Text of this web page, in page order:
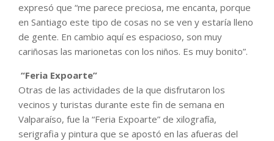
expresó que “me parece preciosa, me encanta, porque
en Santiago este tipo de cosas no se ven y estaría lleno
de gente. En cambio aquí es espacioso, son muy
cariñosas las marionetas con los niños. Es muy bonito”.
“Feria Expoarte”
Otras de las actividades de la que disfrutaron los
vecinos y turistas durante este fin de semana en
Valparaíso, fue la “Feria Expoarte” de xilografía,
serigrafia y pintura que se apostó en las afueras del